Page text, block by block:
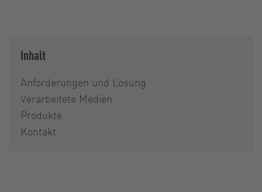
Inhalt
Anforderungen und Lösung
Verarbeitete Medien
Produkte
Kontakt